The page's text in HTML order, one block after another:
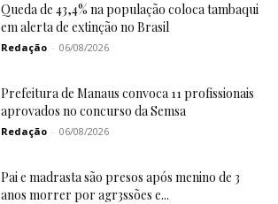
Queda de 43,4% na população coloca tambaqui
em alerta de extinção no Brasil
Redação - 06/08/2026
Prefeitura de Manaus convoca 11 profissionais
aprovados no concurso da Semsa
Redação - 06/08/2026
Pai e madrasta são presos após menino de 3
anos morrer por agr3ssões e...